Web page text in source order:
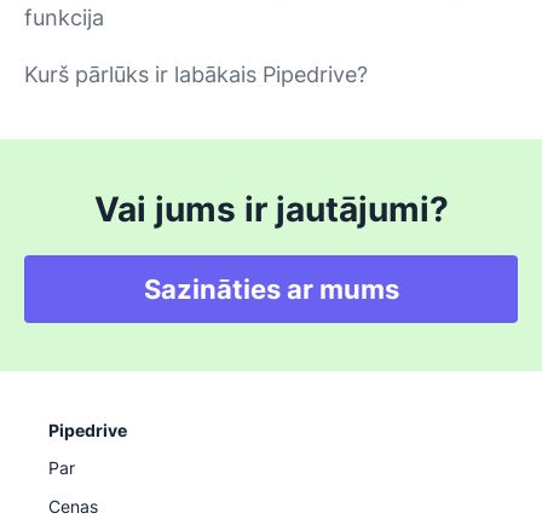
funkcija
Kurš pārlūks ir labākais Pipedrive?
Vai jums ir jautājumi?
Sazināties ar mums
Pipedrive
Par
Cenas